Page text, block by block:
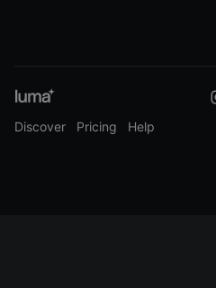
Discover Pricing Help